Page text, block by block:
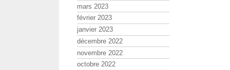
mars 2023
février 2023
janvier 2023
décembre 2022
novembre 2022
octobre 2022